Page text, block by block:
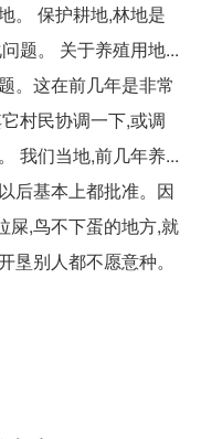
。 保护耕地,林地是
题。 关于养殖用地...
。这在前几年是非常
村民协调一下,或调
我们当地,前几年养...
后基本上都批准。因
屎,鸟不下蛋的地方,就
垦别人都不愿意种。